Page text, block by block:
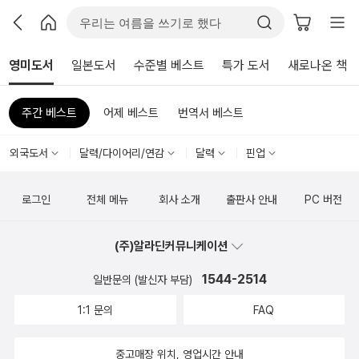
영미도서 일본도서 수준별 베스트 특가 도서 새로나온 책
주간 베스트 어제 베스트 번역서 베스트
외국도서 달력/다이어리/연감 달력 핀업
로그인 전체 메뉴 회사 소개 출판사 안내 PC 버전
(주)알라딘커뮤니케이션
일반문의 (발신자 부담) 1544-2514
1:1 문의 FAQ
중고매장 위치, 영업시간 안내